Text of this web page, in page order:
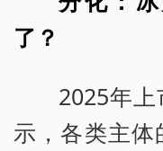
了？
2025年
示，各类主